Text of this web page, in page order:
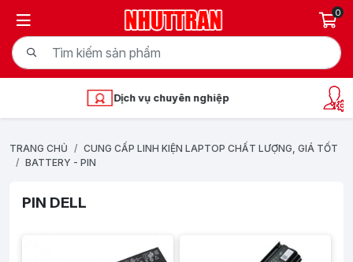
0
Dịch vụ chuyên nghiệp Kỹ
TRANG CHỦ
CUNG CẤP LINH KIỆN LAPTOP CHẤT LƯỢNG, GIÁ TỐT
BATTERY - PIN
PIN DELL